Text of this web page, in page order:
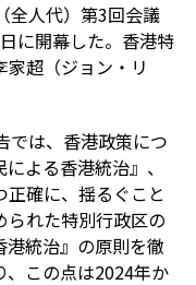
全人代）第3回会議
に開幕した。香港特
超（ジョン・リ
では、香港政策につ
よる香港統治』、
確に、揺るぐこと
られた特別行政区の
統治』の原則を徹
、この点は2024年か